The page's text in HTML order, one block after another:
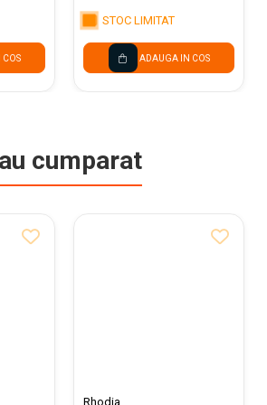
STOC LIMITAT
ADAUGA IN COS
cumparat
Rhodia